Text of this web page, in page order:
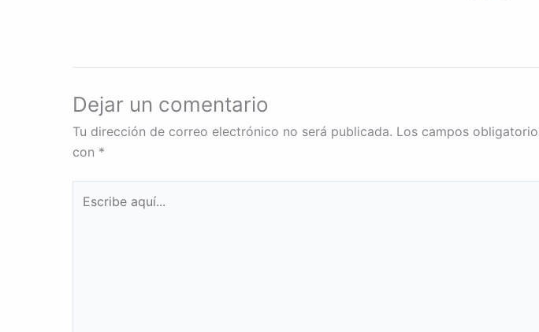
Dejar un comentario
Tu dirección de correo electrónico no será publicada. Los campos
con *
aquí...